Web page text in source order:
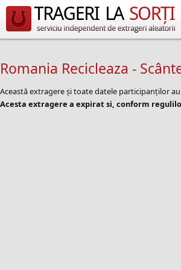
Romania Recicleaza -
Această extragere și toate datele participanților
Acesta extragere a expirat si, conform